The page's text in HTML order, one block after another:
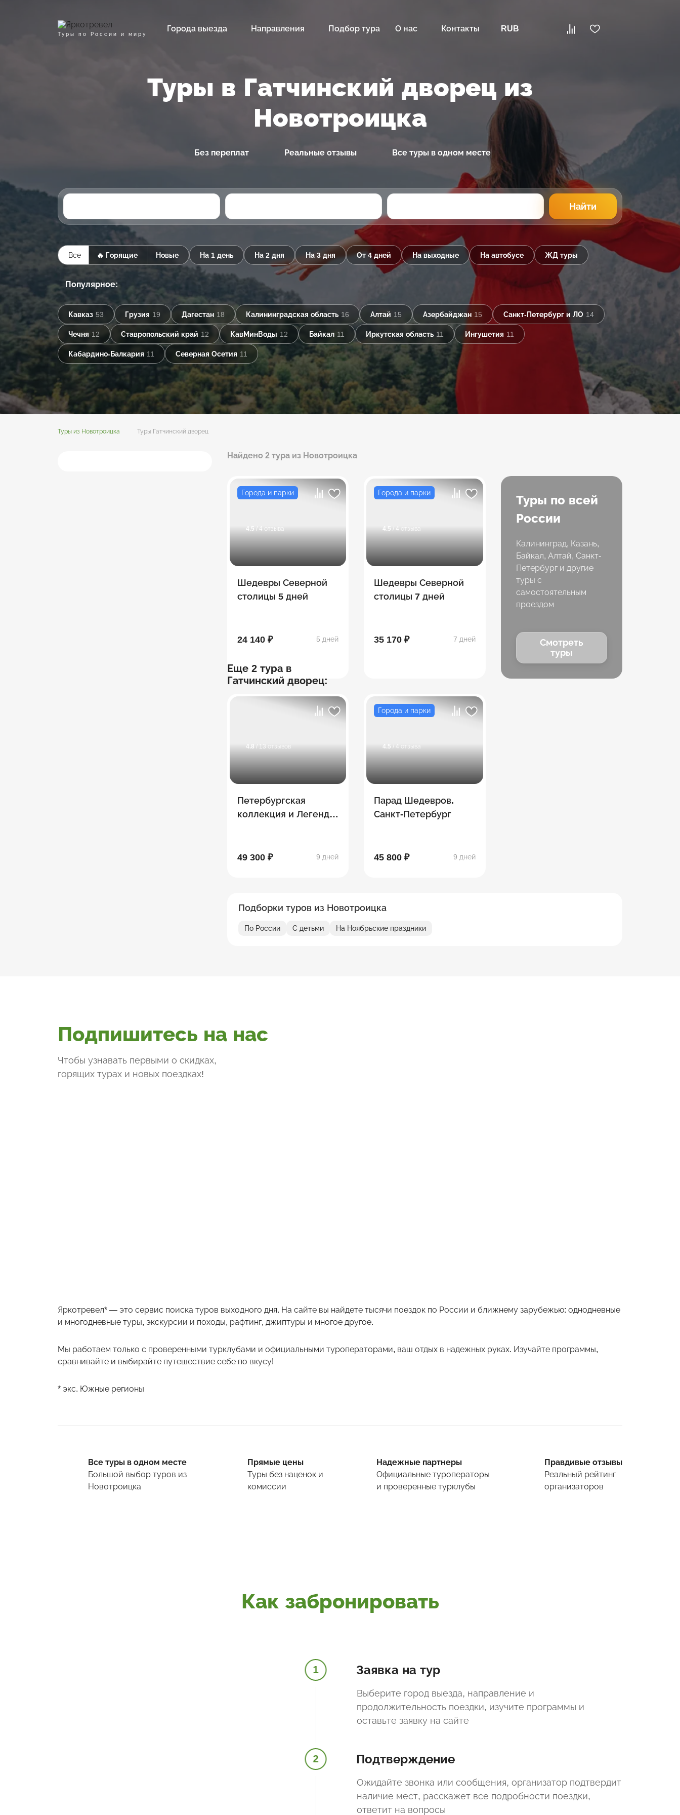
Туры по России и миру
Города выезда Направления Подбор тура О нас Контакты RUB
Туры в Гатчинский дворец из
Новотроицка
Без переплат Реальные отзывы Все туры в одном месте
Найти
Все 🔥 Горящие Новые На 1 день На 2 дня На 3 дня От 4 дней На выходные На автобусе ЖД туры
Популярное:
Кавказ 53 Грузия 19 Дагестан 18 Калининградская область 16 Алтай 15 Азербайджан 15 Санкт-Петербург и ЛО 14
Чечня 12 Ставропольский край 12 КавМинВоды 12 Байкал 11 Иркутская область 11 Ингушетия 11
Кабардино-Балкария 11 Северная Осетия 11
Туры из Новотроицка Туры Гатчинский дворец
Найдено 2 тура из Новотроицка
Города и парки
4.5 / 4 отзыва
Шедевры Северной
столицы 5 дней
24 140 ₽ 5 дней
Города и парки
4.5 / 4 отзыва
Шедевры Северной
столицы 7 дней
35 170 ₽ 7 дней
Туры по всей
России
Калининград, Казань,
Байкал, Алтай, Санкт-
Петербург и другие
туры с
самостоятельным
проездом
Смотреть
туры
Еще 2 тура в
Гатчинский дворец:
4.8 / 13 отзывов
Петербургская
коллекция и Легенды
49 300 ₽ 9 дней
Города и парки
4.5 / 4 отзыва
Парад Шедевров.
Санкт-Петербург
45 800 ₽ 9 дней
Подборки туров из Новотроицка
По России С детьми На Ноябрьские праздники
Подпишитесь на нас
Чтобы узнавать первыми о скидках,
горящих турах и новых поездках!
Яркотревел* — это сервис поиска туров выходного дня. На сайте вы найдете тысячи поездок по России и ближнему зарубежью: однодневные
и многодневные туры, экскурсии и походы, рафтинг, джиптуры и многое другое.
Мы работаем только с проверенными турклубами и официальными туроператорами, ваш отдых в надежных руках. Изучайте программы,
сравнивайте и выбирайте путешествие себе по вкусу!
* экс. Южные регионы
Все туры в одном месте
Большой выбор туров из
Новотроицка
Прямые цены
Туры без наценок и
комиссии
Надежные партнеры
Официальные туроператоры
и проверенные турклубы
Правдивые отзывы
Реальный рейтинг
организаторов
Как забронировать
1 Заявка на тур
Выберите город выезда, направление и
продолжительность поездки, изучите программы и
оставьте заявку на сайте
2 Подтверждение
Ожидайте звонка или сообщения, организатор подтвердит
наличие мест, расскажет все подробности поездки,
ответит на вопросы